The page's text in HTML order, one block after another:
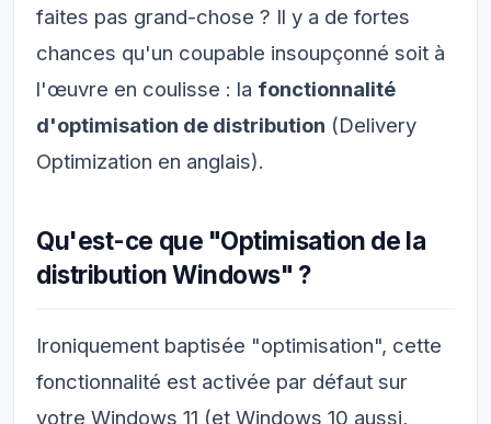
faites pas grand-chose ? Il y a de fortes
chances qu'un coupable insoupçonné soit à
l'œuvre en coulisse : la fonctionnalité
d'optimisation de distribution (Delivery
Optimization en anglais).
Qu'est-ce que "Optimisation de la
distribution Windows" ?
Ironiquement baptisée "optimisation", cette
fonctionnalité est activée par défaut sur
votre Windows 11 (et Windows 10 aussi,